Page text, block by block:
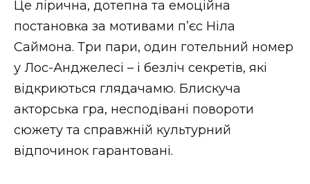
НОВИНИ ЗАХІДНОЇ УКРАЇНИ
ФОТО
ВІДЕО
Це лірична, дотепна та емоційна
постановка за мотивами п’єс Ніла
Саймона. Три пари, один готельний номер
у Лос-Анджелесі – і безліч секретів, які
відкриються глядачамю. Блискуча
акторська гра, несподівані повороти
сюжету та справжній культурний
відпочинок гарантовані.